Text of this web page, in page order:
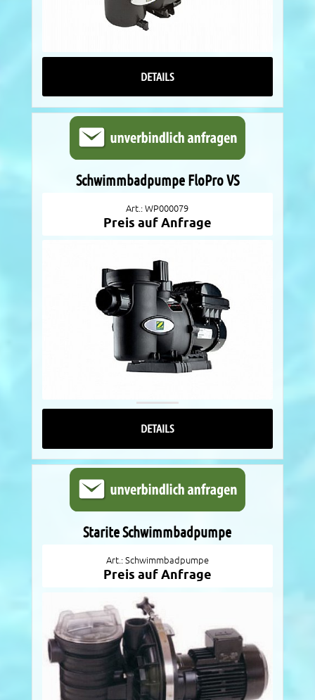
DETAILS
Schwimmbadpumpe FloPro VS
Art.: WP000079
Preis auf Anfrage
DETAILS
Starite Schwimmbadpumpe
Art.: Schwimmbadpumpe
Preis auf Anfrage